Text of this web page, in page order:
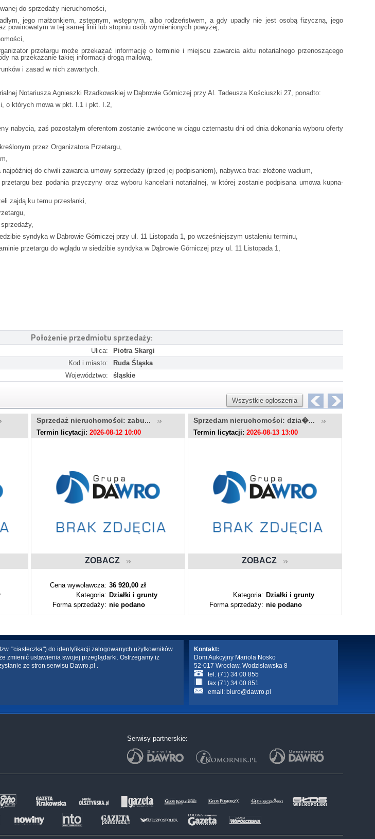
do sprzedaży nieruchomości,
jego małżonkiem, zstępnym, wstępnym, albo rodzeństwem, a gdy upadły nie jest osobą fizyczną, jego
powinowatym w tej samej linii lub stopniu osób wymienionych powyżej,
przetargu może przekazać informację o terminie i miejscu zawarcia aktu notarialnego przenoszącego
na przekazanie takiej informacji drogą mailową,
i zasad w nich zawartych.
Notariusza Agnieszki Rzadkowskiej w Dąbrowie Górniczej przy Al. Tadeusza Kościuszki 27, ponadto:
o których mowa w pkt. I.1 i pkt. I.2,
zaś pozostałym oferentom zostanie zwrócone w ciągu czternastu dni od dnia dokonania wyboru oferty
przez Organizatora Przetargu,
do chwili zawarcia umowy sprzedaży (przed jej podpisaniem), nabywca traci złożone wadium,
bez podania przyczyny oraz wyboru kancelarii notarialnej, w której zostanie podpisana umowa kupna-
zajdą ku temu przesłanki,
syndyka w Dąbrowie Górniczej przy ul. 11 Listopada 1, po wcześniejszym ustaleniu terminu,
przetargu do wglądu w siedzibie syndyka w Dąbrowie Górniczej przy ul. 11 Listopada 1,
Położenie przedmiotu sprzedaży:
Ulica:
Piotra Skargi
Kod i miasto:
Ruda Śląska
Województwo:
śląskie
Wszystkie ogłoszenia
Sprzedaż nieruchomości: zabu...
Termin licytacji: 2026-08-12 10:00
ZOBACZ
Cena wywoławcza: 36 920,00 zł
Kategoria: Działki i grunty
Forma sprzedaży: nie podano
Sprzedam nieruchomości: dzia�...
Termin licytacji: 2026-08-13 13:00
ZOBACZ
Kategoria: Działki i grunty
Forma sprzedaży: nie podano
"ciasteczka") do identyfikacji zalogowanych użytkowników
zmienić ustawienia swojej przeglądarki. Ostrzegamy iż
ze stron serwisu Dawro.pl .
Kontakt:
Dom Aukcyjny Mariola Nosko
52-017 Wrocław, Wodzisławska 8
tel. (71) 34 00 855
fax (71) 34 00 851
email: biuro@dawro.pl
Serwisy partnerskie: